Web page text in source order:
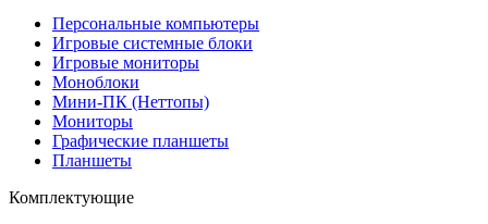
Персональные компьютеры
Игровые системные блоки
Игровые мониторы
Моноблоки
Мини-ПК (Неттопы)
Мониторы
Графические планшеты
Планшеты
Комплектующие